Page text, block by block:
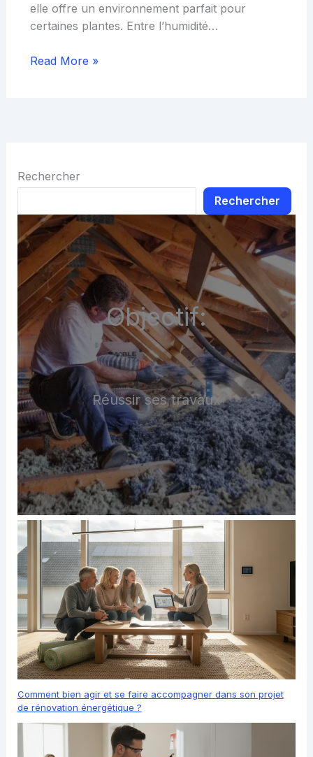
elle offre un environnement parfait pour
certaines plantes. Entre l’humidité…
Read More »
Rechercher
Rechercher
Objectif:
Réussir ses travaux
Comment bien agir et se faire accompagner dans son projet
de rénovation énergétique ?